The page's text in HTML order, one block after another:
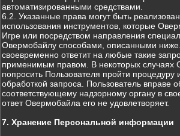
автоматизированными средствами.
6.2. Указанные права могут быть
использования инструментов, которые
Игре или посредством направления
Овермобайлу способами, описанными
своевременно ответит на любые такие
применимым правом. В некоторых случаях
попросить Пользователя пройти
обработкой запроса. Пользователь вправе
соответствующему надзорному органу в
ответ Овермобайла его не удовлетворяет.
7. Хранение Персональной информации